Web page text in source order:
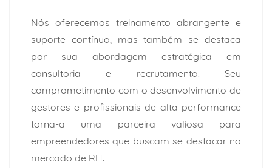
Nós oferecemos treinamento abrangente e
suporte contínuo, mas também se destaca
por sua abordagem estratégica em
consultoria e recrutamento. Seu
comprometimento com o desenvolvimento de
gestores e profissionais de alta performance
torna-a uma parceira valiosa para
empreendedores que buscam se destacar no
mercado de RH.